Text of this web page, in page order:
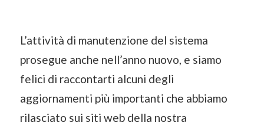
L’attività di manutenzione del sistema
prosegue anche nell’anno nuovo, e siamo
felici di raccontarti alcuni degli
aggiornamenti più importanti che abbiamo
rilasciato sui siti web della nostra